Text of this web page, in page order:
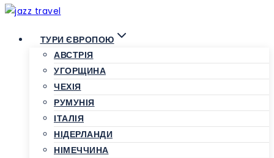
ТУРИ ЄВРОПОЮ
АВСТРІЯ
УГОРЩИНА
ЧЕХІЯ
РУМУНІЯ
ІТАЛІЯ
НІДЕРЛАНДИ
НІМЕЧЧИНА